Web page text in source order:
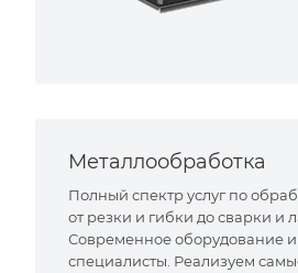
Металлообработка
Полный спектр услуг по
от резки и гибки до сварки и
Современное оборудование
специалисты. Реализуем